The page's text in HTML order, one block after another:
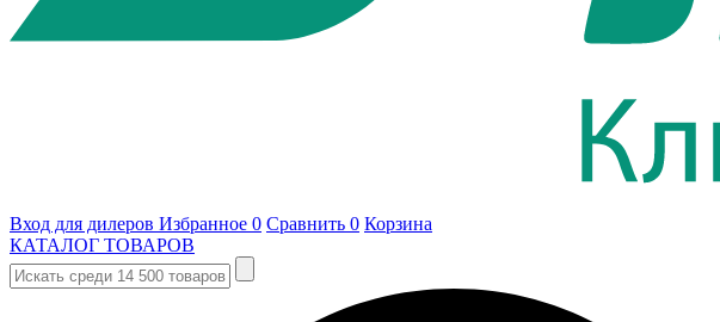
Вход для дилеров Избранное 0 Сравнить 0 Корзина
КАТАЛОГ ТОВАРОВ